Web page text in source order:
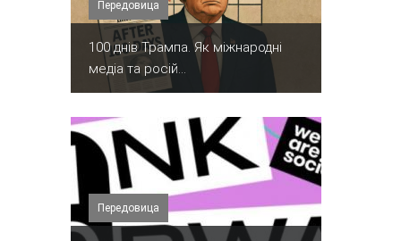
Передовица
100 днів Трампа. Як міжнародні
медіа та росій...
Передовица